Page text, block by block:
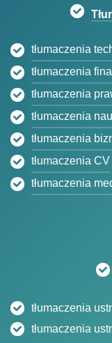
tłumaczenia
tłumaczenia
tłumaczenia
tłumaczenia
tłumaczenia
tłumaczenia CV
tłumaczenia
tłumaczenia
tłumaczenia